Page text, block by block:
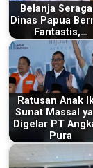
Belanja
Dinas Papua
Fantastis,…
Ratusan Anak
Sunat Massal
Digelar PT
Pura